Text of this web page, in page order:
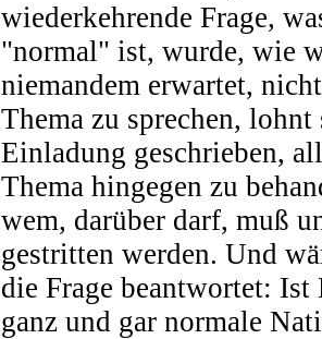
wiederkehrende Frage,
"normal" ist, wurde, wie
niemandem erwartet,
Thema zu sprechen,
Einladung geschrieben,
Thema hingegen zu
wem, darüber darf, muß
gestritten werden. Und
die Frage beantwortet: Ist
ganz und gar normale